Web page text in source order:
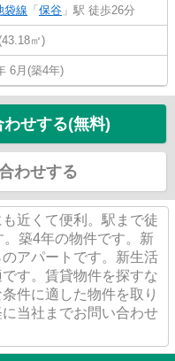
袋線 「 保谷 」駅 徒歩26分
㎡)
6月(築4年)
せする(無料)
わせする
近くて便利。駅まで徒
築4年の物件です。新
アパートです。新生活
す。賃貸物件を探すな
件に適した物件を取り
当社までお問い合わせ